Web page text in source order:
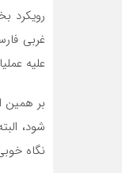
رویکرد
غربی
علیه
بر همین
شود،
نگاه